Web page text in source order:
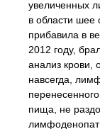
увеличенных
в области шее
прибавила в
2012 году,
анализ крови,
навсегда,
пища, не